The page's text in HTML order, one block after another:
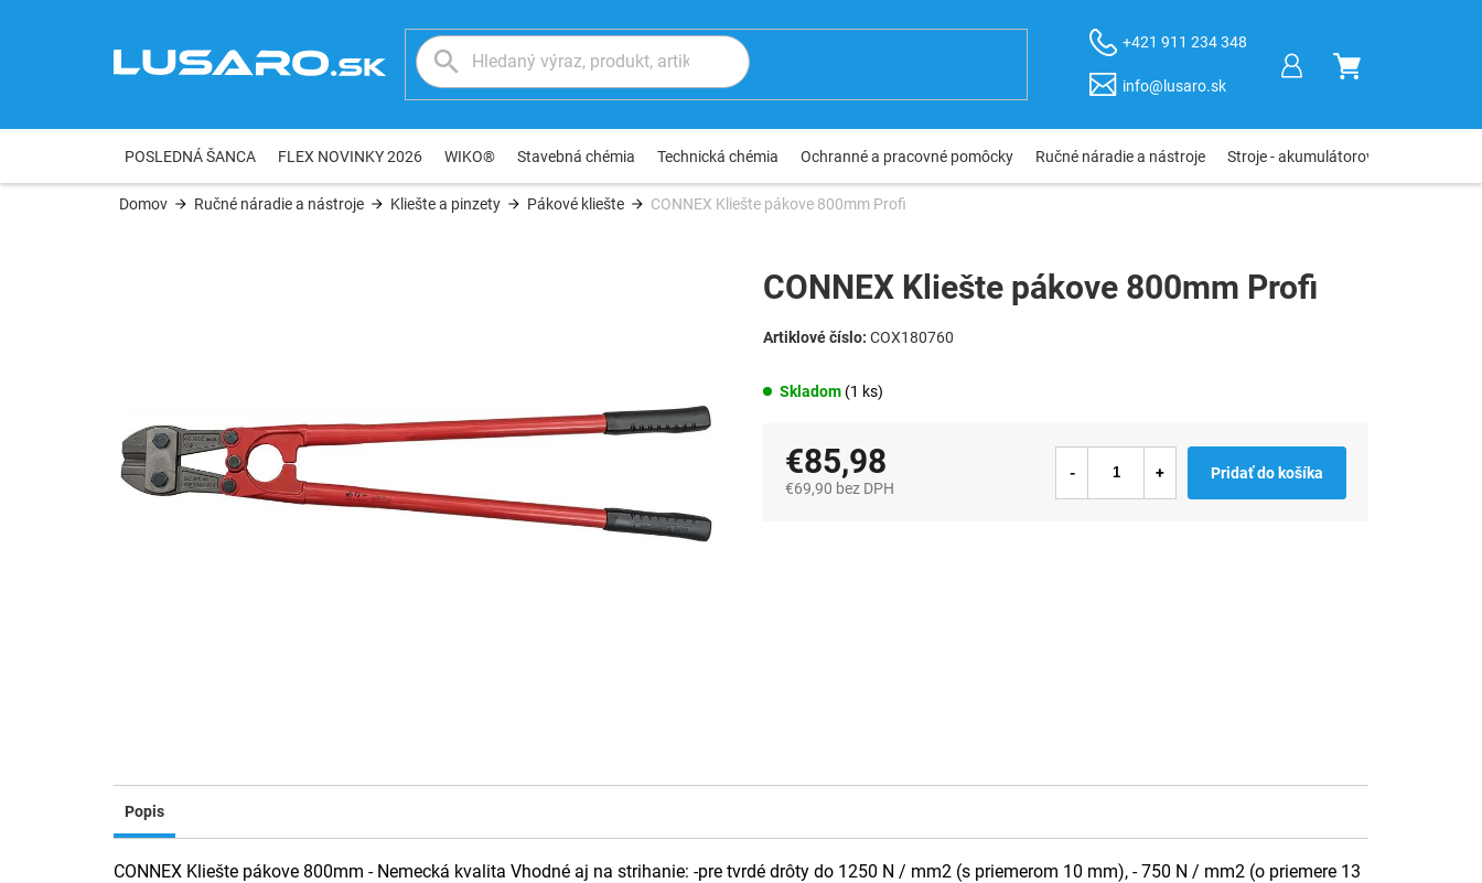
+421 911 234 348
info@lusaro.sk
NÁKUPNÝ
POSLEDNÁ ŠANCA FLEX NOVINKY 2026 WIKO® Stavebná chémia Technická chémia Ochranné a pracovné pomôcky Ručné náradie a nástroje Stroje - akumulátorové, elektro,
Domov Ručné náradie a nástroje Kliešte a pinzety Pákové kliešte CONNEX Kliešte pákove 800mm Profi
Skladom (1 ks)
CONNEX Kliešte pákove 800mm Profi
COX180760
€85,98
€69,90 bez DPH
Pridať do košíka
Popis
CONNEX Kliešte pákove 800mm - Nemecká kvalita Vhodné aj na strihanie: -pre tvrdé drôty do 1250 N / mm2 (s priemerom 10 mm), - 750 N / mm2 (o priemere 13